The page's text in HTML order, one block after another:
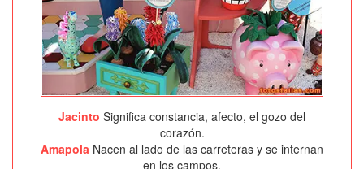
Jacinto Significa constancia, afecto, el gozo del
corazón.
Amapola Nacen al lado de las carreteras y se internan
en los campos.